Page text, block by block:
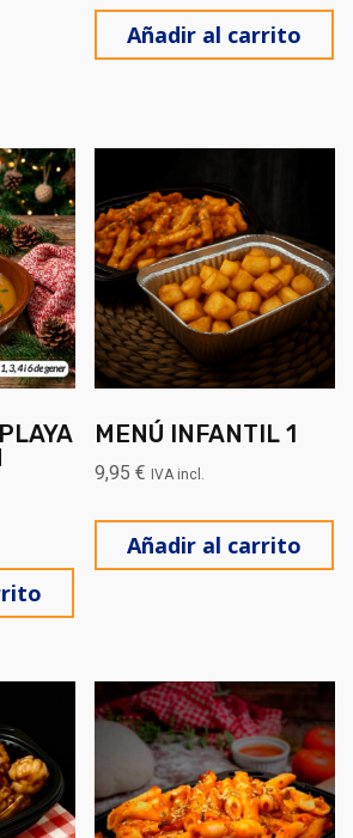
Añadir al carrito
MENÚ INFANTIL 1
9,95€ IVA incl.
Añadir al carrito